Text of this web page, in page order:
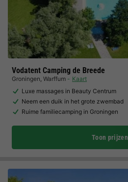
Vodatent Camping de Breede
Groningen, Warffum
Kaart
Luxe massages in Beauty Centrum
Neem een duik in het grote zwembad
Ruime familiecamping in Groningen
Toon prijzen